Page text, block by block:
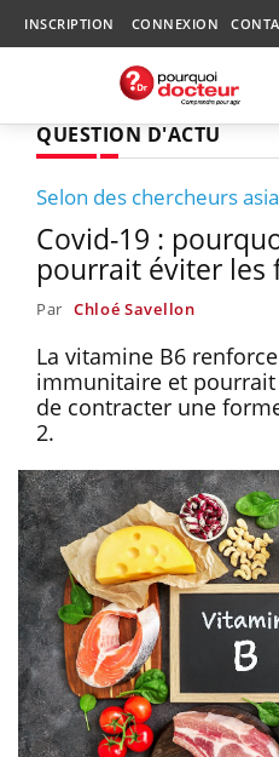
INSCRIPTION CONNEXION
QUESTION D'ACTU
Selon des chercheurs
Covid-19 :
pourrait éviter les
Par Chloé Savellon
La vitamine B6
immunitaire et
de contracter une
2.